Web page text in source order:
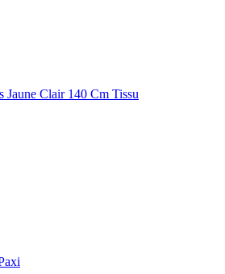
Jaune Clair 140 Cm Tissu